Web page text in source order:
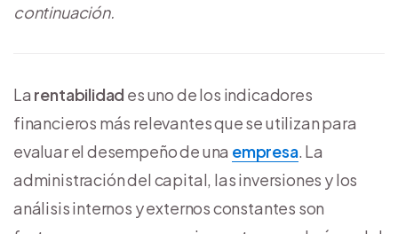
continuación.
La rentabilidad es uno de los indicadores
financieros más relevantes que se utilizan para
evaluar el desempeño de una empresa. La
administración del capital, las inversiones y los
análisis internos y externos constantes son